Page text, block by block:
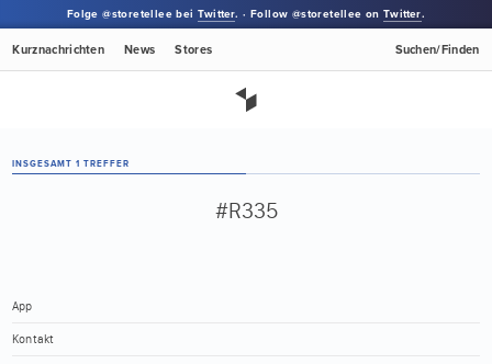
Folge @storetellee beiTwitter. · Follow @storetellee onTwitter.
Kurznachrichten News Stores Suchen/Finden
INSGESAMT 1 TREFFER
#R335
App
Kontakt